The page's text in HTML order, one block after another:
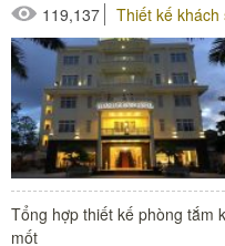
119,137
Thiết kế khách
Tổng hợp thiết kế phòng tắm
mốt